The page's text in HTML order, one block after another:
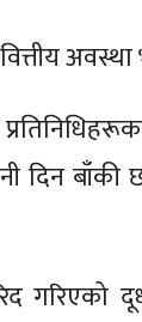
अवस्था
दिन
गरिएको